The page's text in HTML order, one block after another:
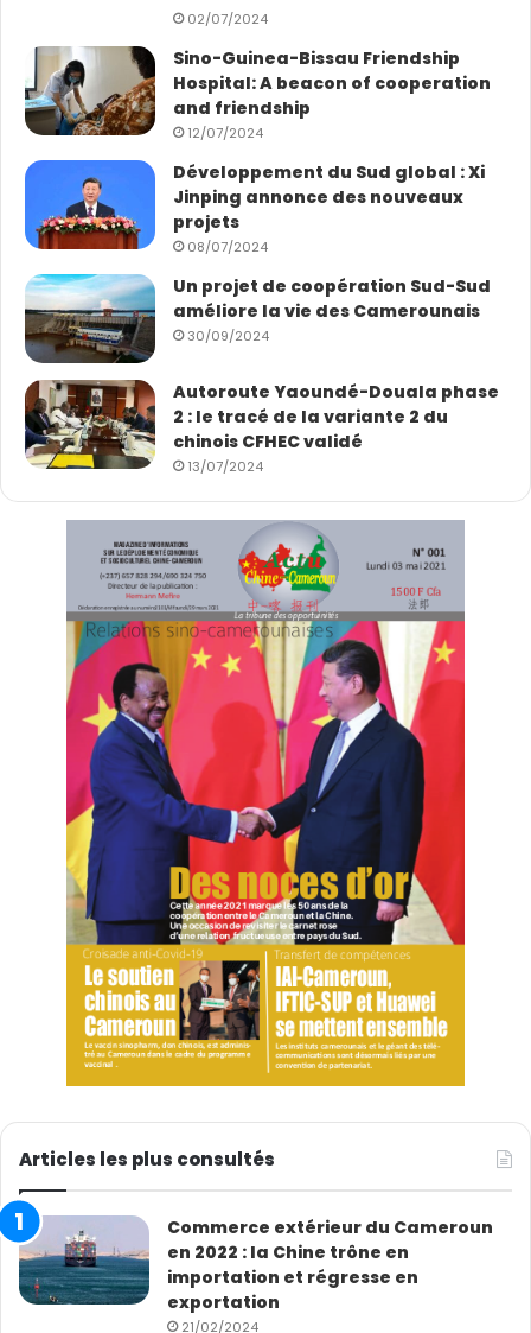
02/07/2024
Sino-Guinea-Bissau Friendship
Hospital: A beacon of cooperation
and friendship
12/07/2024
Développement du Sud global : Xi
Jinping annonce des nouveaux
projets
08/07/2024
Un projet de coopération Sud-Sud
améliore la vie des Camerounais
30/09/2024
Autoroute Yaoundé-Douala phase
2 : le tracé de la variante 2 du
chinois CFHEC validé
13/07/2024
Articles les plus consultés
Commerce extérieur du Cameroun
en 2022 : la Chine trône en
importation et régresse en
exportation
21/02/2024